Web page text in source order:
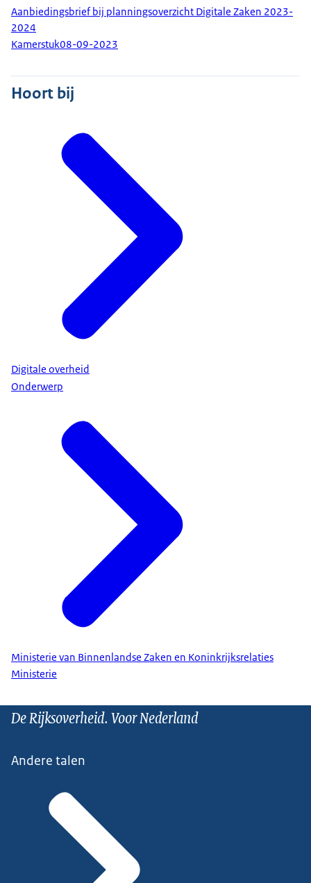
Aanbiedingsbrief bij planningsoverzicht Digitale Zaken 2023-
2024
Kamerstuk08-09-2023
Hoort bij
Digitale overheid
Onderwerp
Ministerie van Binnenlandse Zaken en Koninkrijksrelaties
Ministerie
De Rijksoverheid. Voor Nederland
Andere talen